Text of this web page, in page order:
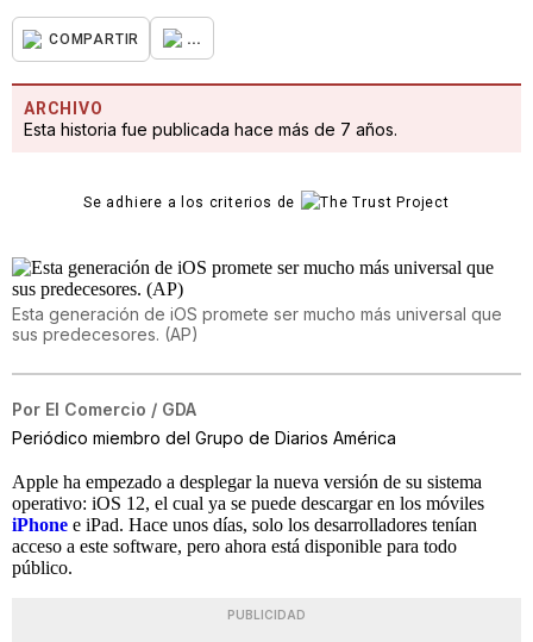
COMPARTIR ...
ARCHIVO
Esta historia fue publicada hace más de 7 años.
Se adhiere a los criterios de
Esta generación de iOS promete ser mucho más universal que
sus predecesores. (AP)
Por El Comercio / GDA
Periódico miembro del Grupo de Diarios América
Apple ha empezado a desplegar la nueva versión de su sistema
operativo: iOS 12, el cual ya se puede descargar en los móviles
iPhone e iPad. Hace unos días, solo los desarrolladores tenían
acceso a este software, pero ahora está disponible para todo
público.
PUBLICIDAD